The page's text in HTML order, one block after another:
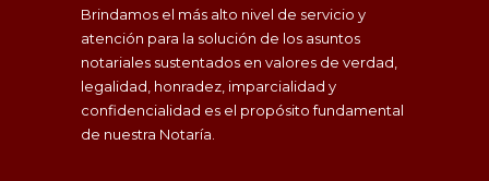
Brindamos el más alto nivel de servicio y
atención para la solución de los asuntos
notariales sustentados en valores de verdad,
legalidad, honradez, imparcialidad y
confidencialidad es el propósito fundamental
de nuestra Notaría.